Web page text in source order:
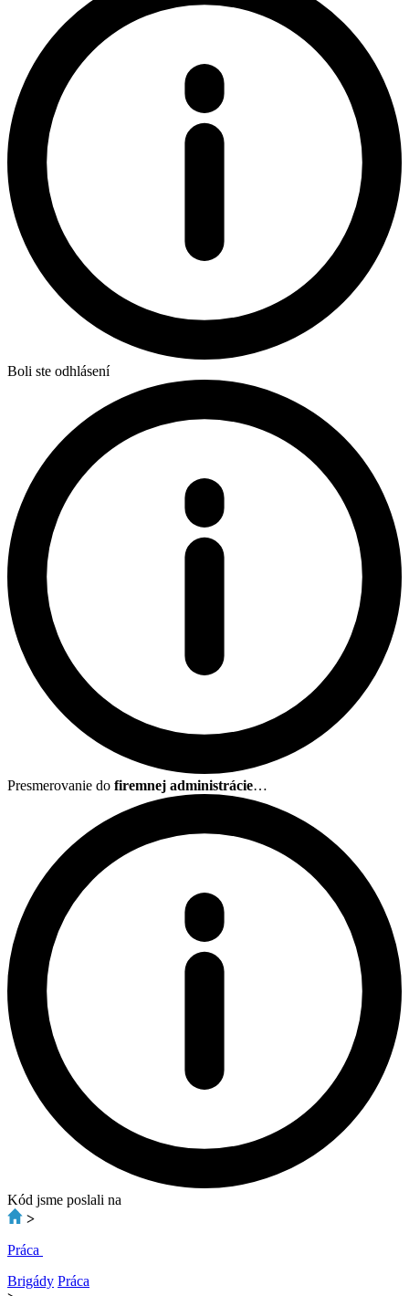
Boli ste odhlásení
Presmerovanie do firemnej administrácie…
Kód jsme poslali na
>
Práca
Brigády Práca